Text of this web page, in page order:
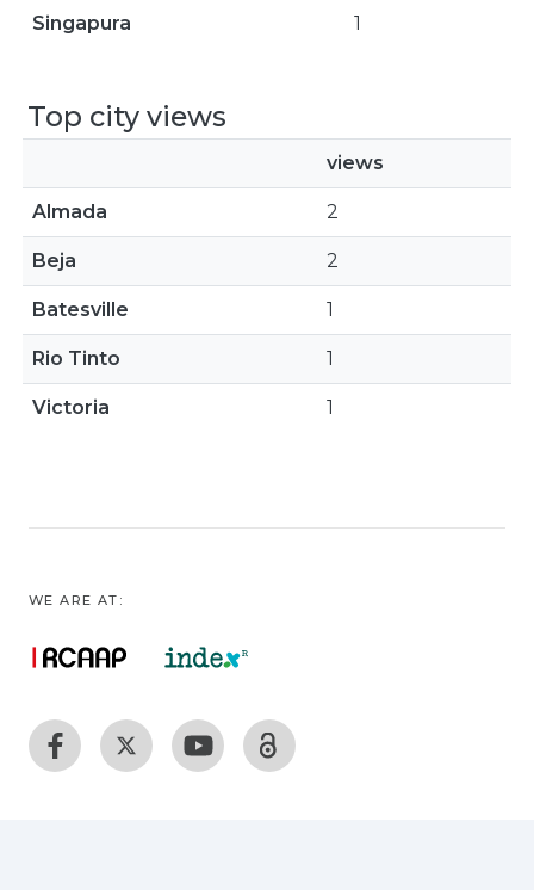
Singapura 1
Top city views
views
Almada 2
Beja 2
Batesville 1
Rio Tinto 1
Victoria 1
WE ARE AT: